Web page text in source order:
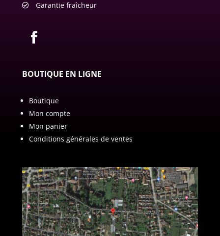
Garantie fraîcheur
BOUTIQUE EN LIGNE
Boutique
Mon compte
Mon panier
Conditions générales de ventes